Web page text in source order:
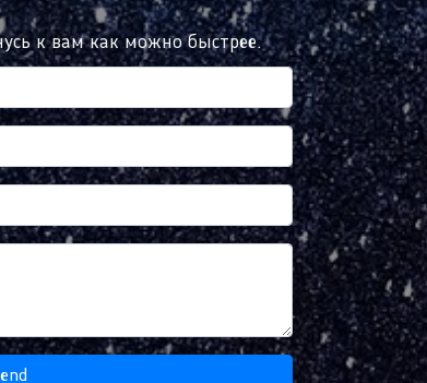
к вам как можно быстрее.